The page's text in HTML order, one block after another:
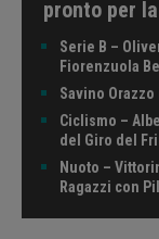
pronto per
Serie B –
Fiorenzuola
Savino
Ciclismo –
del Giro del
Nuoto –
Ragazzi con